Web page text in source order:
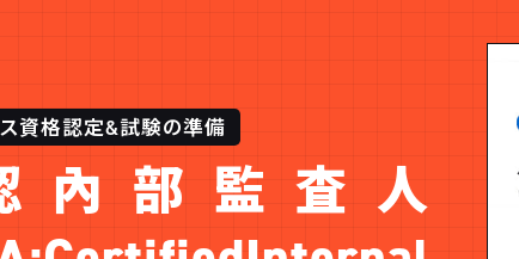
ス資格認定&試験の準備
內部監査人